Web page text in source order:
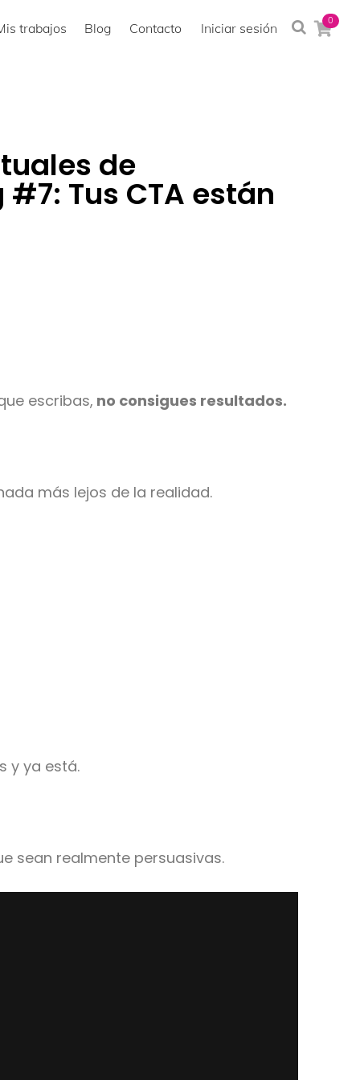
0
trabajos Blog Contacto Iniciar sesión
de
Tus CTA están
escribas, no consigues resultados.
más lejos de la realidad.
y ya está.
sean realmente persuasivas.